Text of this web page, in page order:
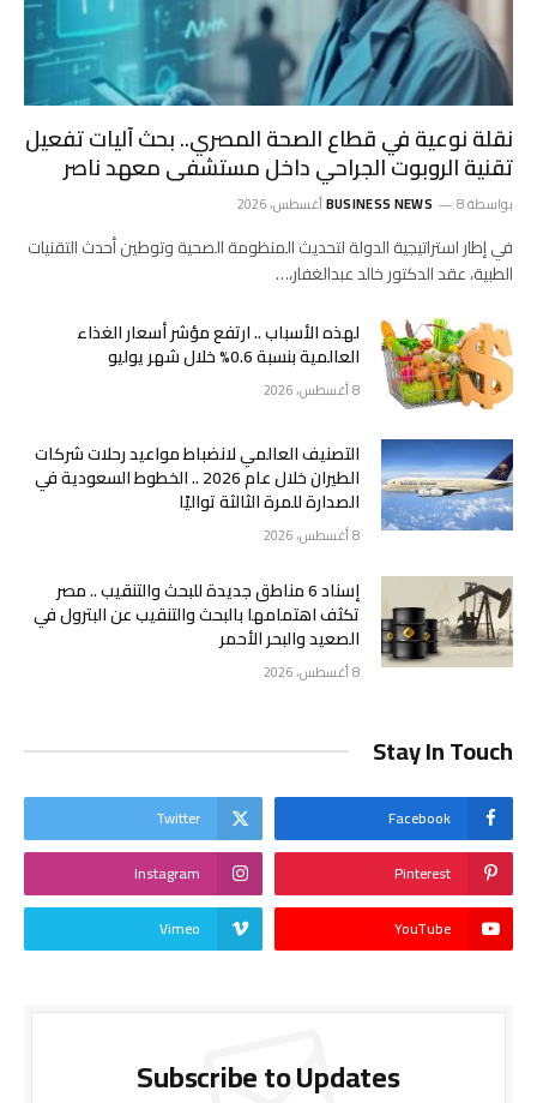
نقلة نوعية في قطاع الصحة المصري.. بحث آليات تفعيل
تقنية الروبوت الجراحي داخل مستشفى معهد ناصر
بواسطة BUSINESS NEWS 8 أغسطس، 2026
في إطار استراتيجية الدولة لتحديث المنظومة الصحية وتوطين أحدث التقنيات
الطبية، عقد الدكتور خالد عبدالغفار،…
لهذه الأسباب .. ارتفع مؤشر أسعار الغذاء
العالمية بنسبة 0.6% خلال شهر يوليو
8 أغسطس، 2026
التصنيف العالمي لانضباط مواعيد رحلات شركات
الطيران خلال عام 2026 .. الخطوط السعودية في
الصدارة للمرة الثالثة تواليًا
8 أغسطس، 2026
إسناد 6 مناطق جديدة للبحث والتنقيب .. مصر
تكثف اهتمامها بالبحث والتنقيب عن البترول في
الصعيد والبحر الأحمر
8 أغسطس، 2026
Stay In Touch
Facebook
Twitter
Pinterest
Instagram
YouTube
Vimeo
Subscribe to Updates